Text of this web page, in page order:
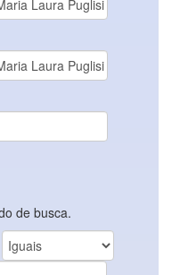
de busca.